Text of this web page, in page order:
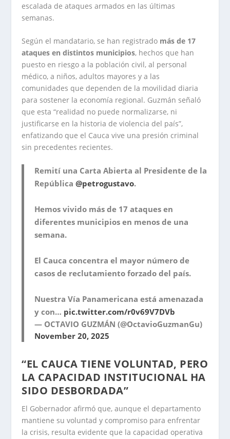
escalada de ataques armados en las últimas
semanas.
Según el mandatario, se han registrado más de 17
ataques en distintos municipios, hechos que han
puesto en riesgo a la población civil, al personal
médico, a niños, adultos mayores y a las
comunidades que dependen de la movilidad diaria
para sostener la economía regional. Guzmán señaló
que esta “realidad no puede normalizarse, ni
justificarse en la historia de violencia del país”,
enfatizando que el Cauca vive una presión criminal
sin precedentes recientes.
Remití una Carta Abierta al Presidente de la
República@petrogustavo.
Hemos vivido más de 17 ataques en
diferentes municipios en menos de una
semana.
El Cauca concentra el mayor número de
casos de reclutamiento forzado del país.
Nuestra Vía Panamericana está amenazada
y con… pic.twitter.com/r0v69V7DVb
— OCTAVIO GUZMÁN (@OctavioGuzmanGu)
November 20, 2025
“EL CAUCA TIENE VOLUNTAD, PERO
LA CAPACIDAD INSTITUCIONAL HA
SIDO DESBORDADA”
El Gobernador afirmó que, aunque el departamento
mantiene su voluntad y compromiso para enfrentar
la crisis, resulta evidente que la capacidad operativa